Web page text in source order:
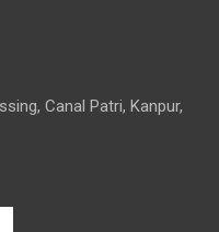
Canal Patri, Kanpur,